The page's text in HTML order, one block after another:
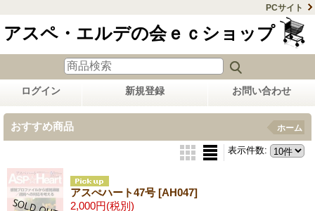
PCサイト
アスペ・エルデの会ｅｃショップ
ログイン 新規登録 お問い合わせ
おすすめ商品 ホーム
表示件数:
アスぺハート47号 [AH047]
2,000円(税別)